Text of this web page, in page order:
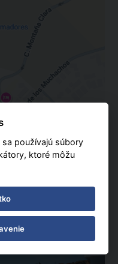
používajú súbory
ktoré môžu